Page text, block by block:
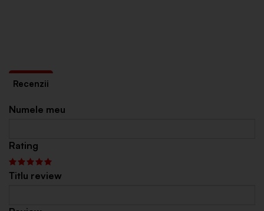
Numele meu
Rating
Titlu review